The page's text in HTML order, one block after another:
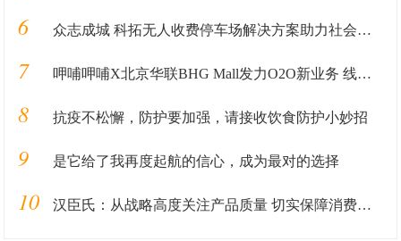
6 众志成城 科拓无人收费停车场解决方案助力社会复工稳产
7 呷哺呷哺X北京华联BHG Mall发力O2O新业务 线上“吸”客打造跨界新模式
8 抗疫不松懈，防护要加强，请接收饮食防护小妙招
9 是它给了我再度起航的信心，成为最对的选择
10 汉臣氏：从战略高度关注产品质量 切实保障消费者权益